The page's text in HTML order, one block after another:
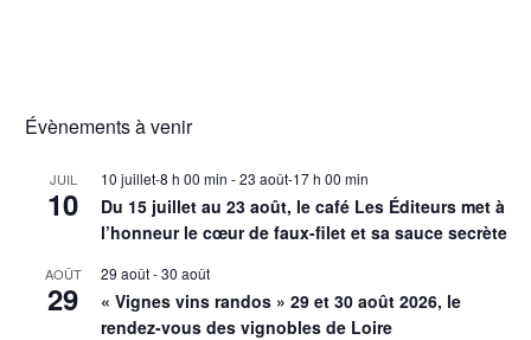
Évènements à venir
JUIL
10
10 juillet-8 h 00 min -23 août-17 h 00 min
Du 15 juillet au 23 août, le café Les Éditeurs met à
l’honneur le cœur de faux-filet et sa sauce secrète
AOÛT
29
29 août-30 août
« Vignes vins randos » 29 et 30 août 2026, le
rendez-vous des vignobles de Loire